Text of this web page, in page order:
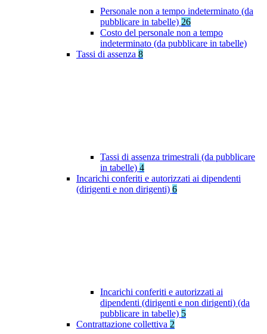
Personale non a tempo indeterminato (da
pubblicare in tabelle) 26
Costo del personale non a tempo
indeterminato (da pubblicare in tabelle)
Tassi di assenza 8
Tassi di assenza trimestrali (da pubblicare
in tabelle) 4
Incarichi conferiti e autorizzati ai dipendenti
(dirigenti e non dirigenti) 6
Incarichi conferiti e autorizzati ai
dipendenti (dirigenti e non dirigenti) (da
pubblicare in tabelle) 5
Contrattazione collettiva 2